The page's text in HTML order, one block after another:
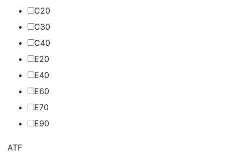
C20
C30
C40
E20
E40
E60
E70
E90
ATF